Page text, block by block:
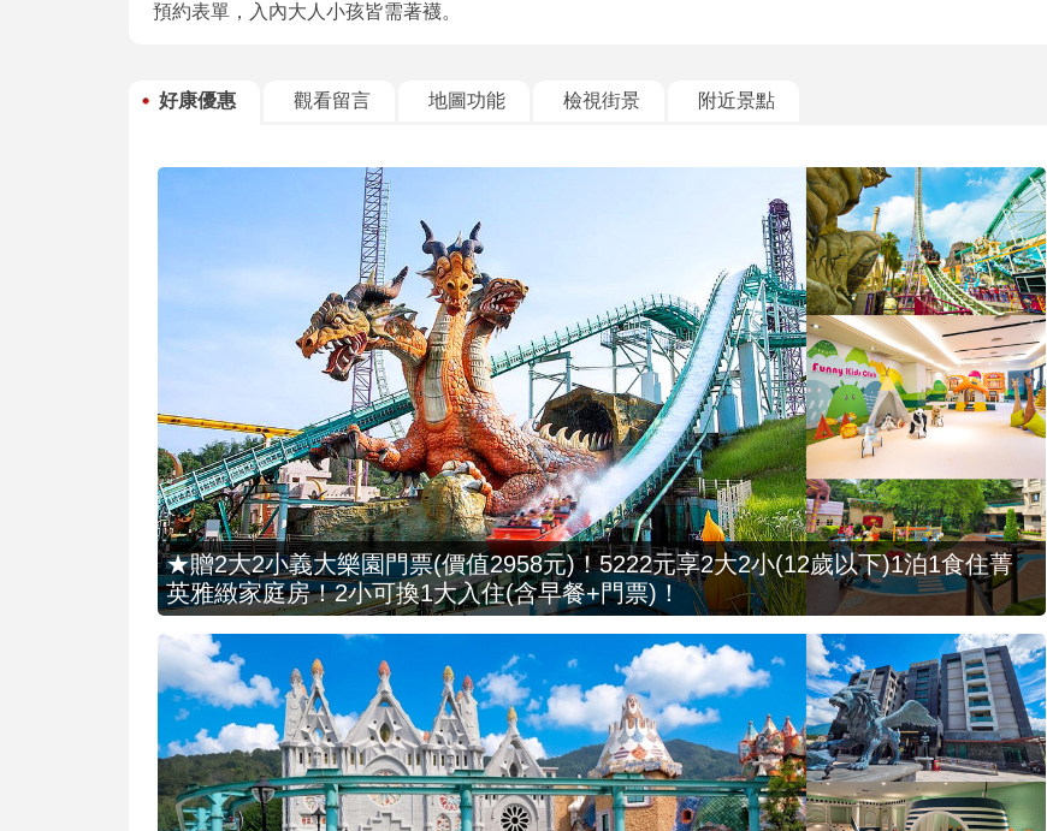
預約表單，入內大人小孩皆需著襪。
好康優惠 觀看留言 地圖功能 檢視街景 附近景點
★贈2大2小義大樂園門票(價值2958元)！5222元享2大2小(12歲以下)1泊1食住菁
英雅緻家庭房！2小可換1大入住(含早餐+門票)！